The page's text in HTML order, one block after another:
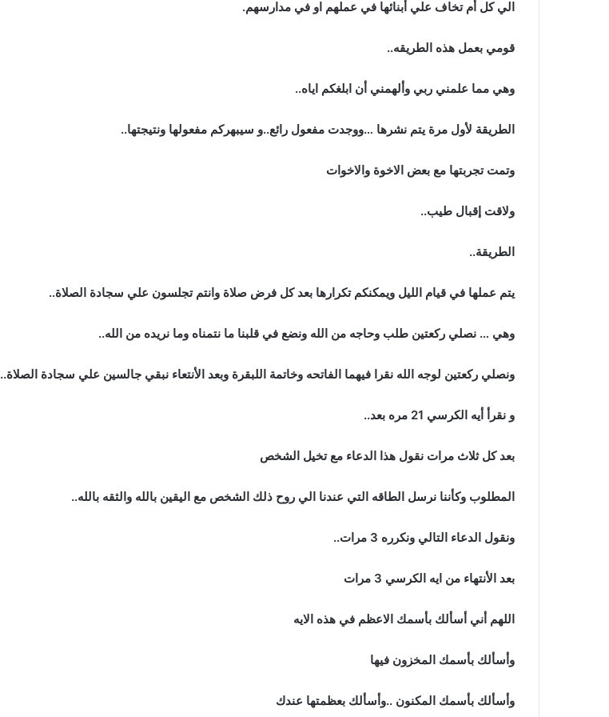
الي كل أم تخاف علي أبنائها في عملهم او في مدارسهم.
قومي بعمل هذه الطريقه..
وهي مما علمني ربي وألهمني أن ابلغكم اياه..
الطريقة لأول مرة يتم نشرها …ووجدت مفعول رائع..و سيبهركم مفعولها ونتيجتها..
وتمت تجربتها مع بعض الاخوة والاخوات
ولاقت إقبال طيب..
الطريقة..
يتم عملها في قيام الليل ويمكنكم تكرارها بعد كل فرض صلاة وانتم تجلسون علي سجادة الصلاة..
وهي … نصلي ركعتين طلب وحاجه من الله ونضع في قلبنا ما نتمناه وما نريده من الله..
ونصلي ركعتين لوجه الله نقرا فيهما الفاتحه وخاتمة اللبقرة وبعد الأنتعاء نبقي جالسين علي سجادة الصلاة..
و نقرأ أيه الكرسي 21 مره بعد..
بعد كل ثلاث مرات نقول هذا الدعاء مع تخيل الشخص
المطلوب وكأننا نرسل الطاقه التي عندنا الي روح ذلك الشخص مع اليقين بالله والثقه بالله..
ونقول الدعاء التالي ونكرره 3 مرات..
بعد الأنتهاء من ايه الكرسي 3 مرات
اللهم أني أسألك بأسمك الاعظم في هذه الايه
وأسألك بأسمك المخزون فيها
وأسألك بأسمك المكنون ..وأسألك بعظمتها عندك